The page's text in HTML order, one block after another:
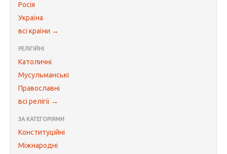
Росія
Україна
всі країни →
РЕЛІГІЙНІ
Католичні
Мусульманські
Православні
всі релігії →
ЗА КАТЕГОРІЯМИ
Конституційні
Міжнародні